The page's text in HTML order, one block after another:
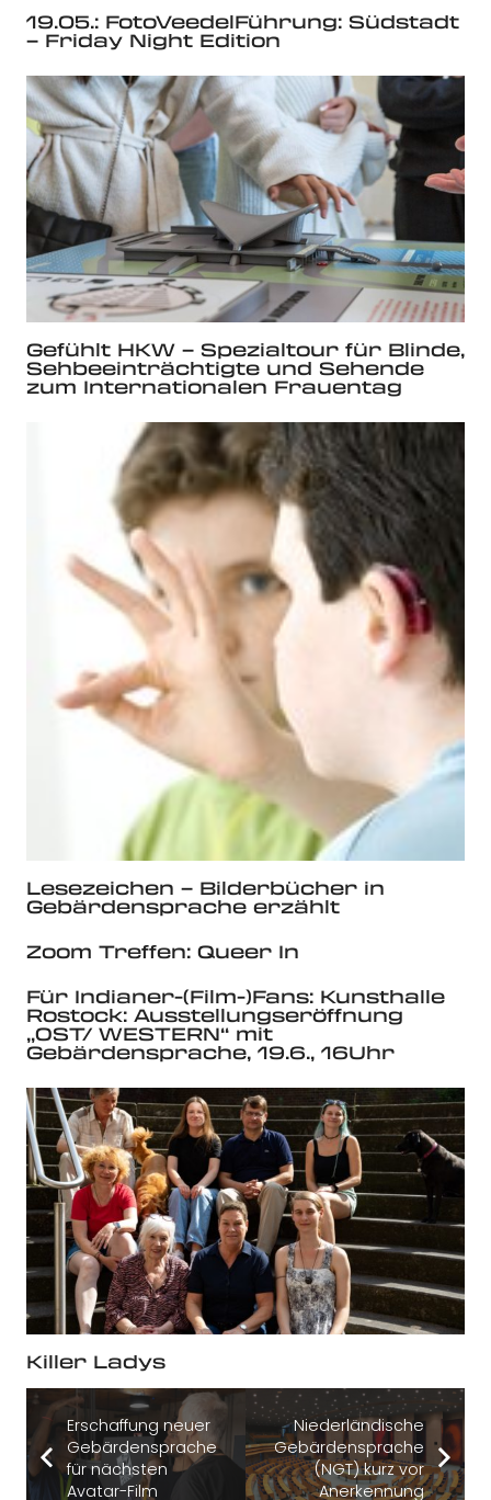
19.05.: FotoVeedelFührung: Südstadt
– Friday Night Edition
Gefühlt HKW – Spezialtour für Blinde,
Sehbeeinträchtigte und Sehende
zum Internationalen Frauentag
Lesezeichen – Bilderbücher in
Gebärdensprache erzählt
Zoom Treffen: Queer In
Für Indianer-(Film-)Fans: Kunsthalle
Rostock: Ausstellungseröffnung
„OST/ WESTERN“ mit
Gebärdensprache, 19.6., 16Uhr
Killer Ladys
Erschaffung neuer
Gebärdensprache
für nächsten
Avatar-Film
Niederländische
Gebärdensprache
(NGT) kurz vor
Anerkennung